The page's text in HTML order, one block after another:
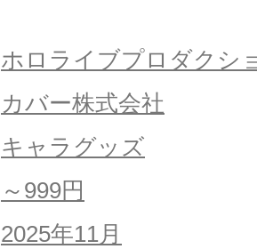
ホロライブプロダクシ
カバー株式会社
キャラグッズ
～999円
2025年11月